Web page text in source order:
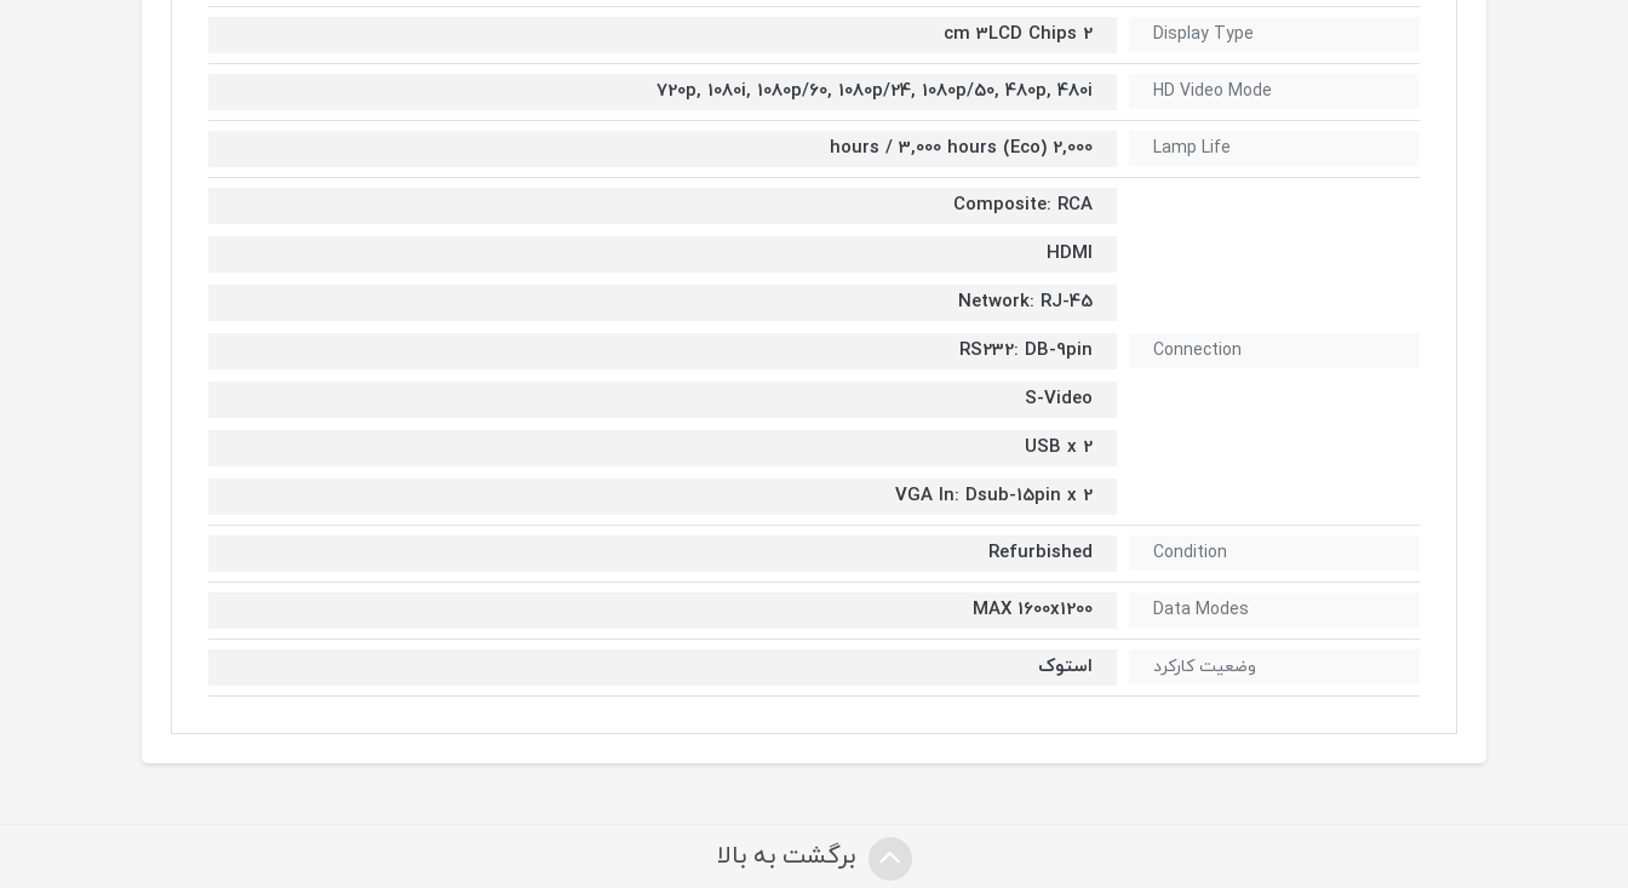
Display Type
2 cm 3LCD Chips
HD Video Mode
720p, 1080i, 1080p/60, 1080p/24, 1080p/50, 480p, 480i
Lamp Life
2,000 hours / 3,000 hours (Eco)
Connection
Composite: RCA
HDMI
Network: RJ-45
RS232: DB-9pin
S-Video
USB x 2
VGA In: Dsub-15pin x 2
Condition
Refurbished
Data Modes
MAX 1600x1200
وضعیت کارکرد استوک
برگشت به بالا